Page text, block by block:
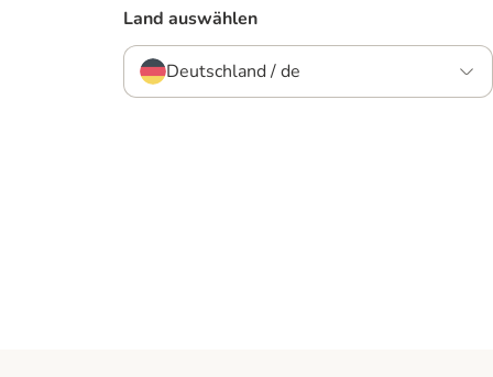
Land auswählen
Deutschland / de